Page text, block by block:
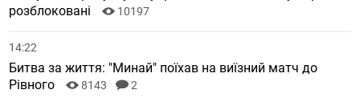
розблоковані
10197
14:22
Битва за життя: "Минай" поїхав на виїзний матч до
Рівного
8143 2